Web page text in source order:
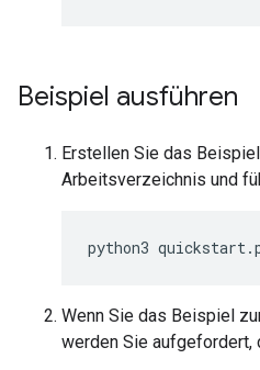
Beispiel ausführen
Erstellen Sie das
Arbeitsverzeichnis und
python3 quickstart.
Wenn Sie das Beispiel
werden Sie aufgefordert,